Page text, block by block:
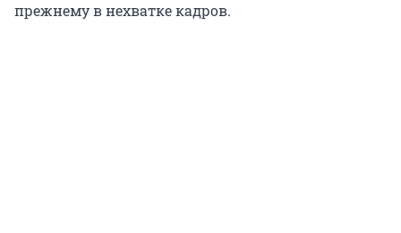
прежнему в нехватке кадров.